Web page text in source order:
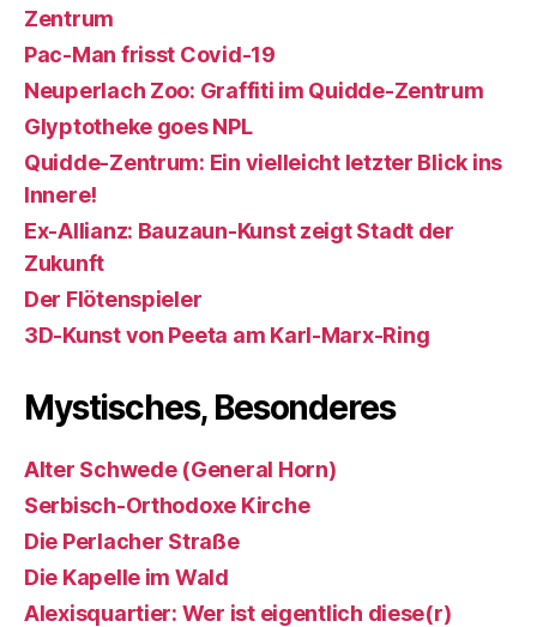
Zentrum
Pac-Man frisst Covid-19
Neuperlach Zoo: Graffiti im Quidde-Zentrum
Glyptotheke goes NPL
Quidde-Zentrum: Ein vielleicht letzter Blick ins
Innere!
Ex-Allianz: Bauzaun-Kunst zeigt Stadt der
Zukunft
Der Flötenspieler
3D-Kunst von Peeta am Karl-Marx-Ring
Mystisches, Besonderes
Alter Schwede (General Horn)
Serbisch-Orthodoxe Kirche
Die Perlacher Straße
Die Kapelle im Wald
Alexisquartier: Wer ist eigentlich diese(r)